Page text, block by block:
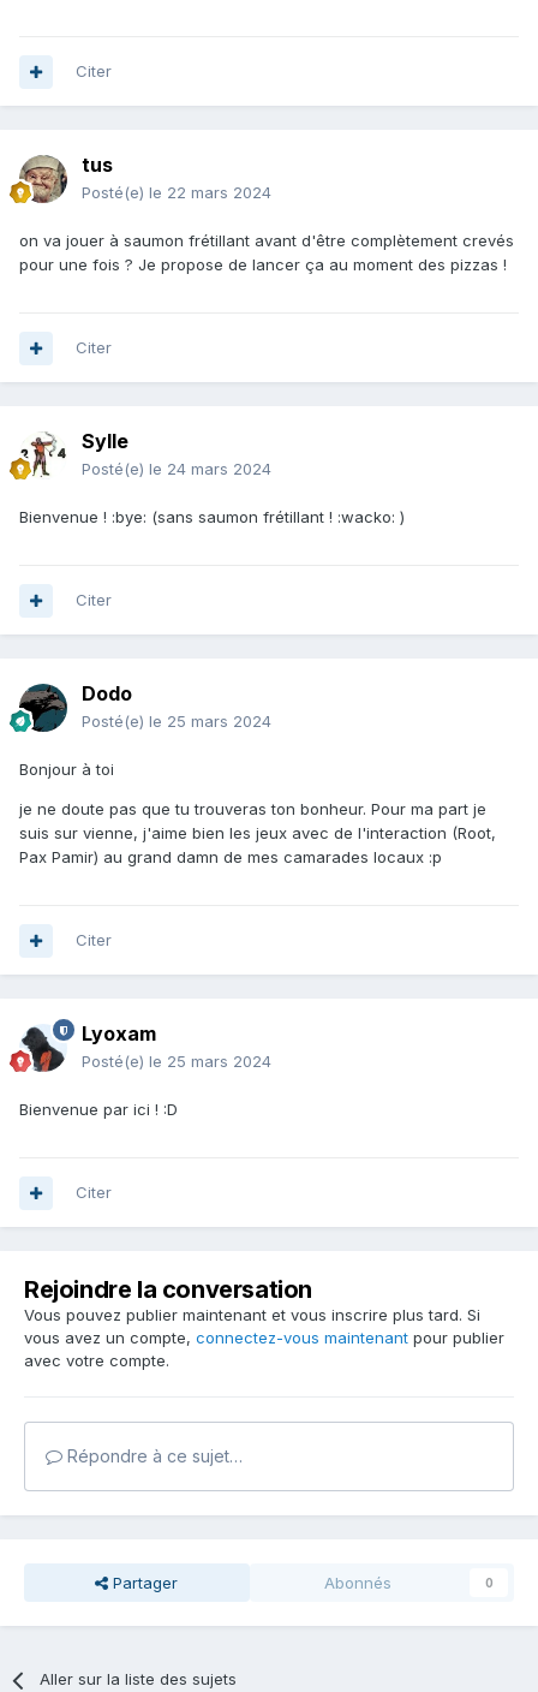
Citer
tus
Posté(e) le 22 mars 2024
on va jouer à saumon frétillant avant d'être complètement crevés
pour une fois ? Je propose de lancer ça au moment des pizzas !
Citer
Sylle
Posté(e) le 24 mars 2024
Bienvenue ! :bye: (sans saumon frétillant ! :wacko: )
Citer
Dodo
Posté(e) le 25 mars 2024
Bonjour à toi
je ne doute pas que tu trouveras ton bonheur. Pour ma part je
suis sur vienne, j'aime bien les jeux avec de l'interaction (Root,
Pax Pamir) au grand damn de mes camarades locaux :p
Citer
Lyoxam
Posté(e) le 25 mars 2024
Bienvenue par ici ! :D
Citer
Rejoindre la conversation
Vous pouvez publier maintenant et vous inscrire plus tard. Si
vous avez un compte, connectez-vous maintenant pour publier
avec votre compte.
Répondre à ce sujet…
Partager Abonnés 0
Aller sur la liste des sujets